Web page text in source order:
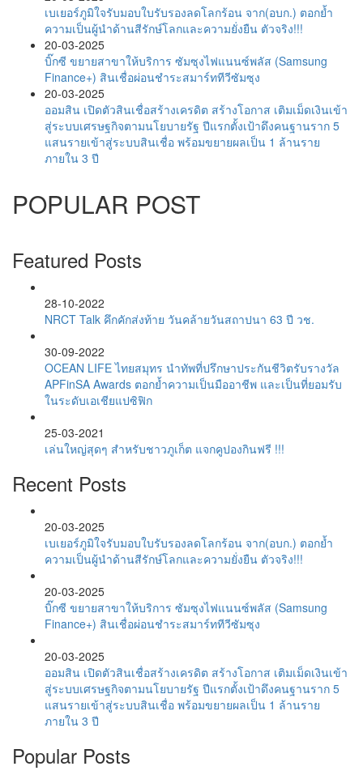
เบเยอร์ภูมิใจรับมอบใบรับรองลดโลกร้อน จาก(อบก.) ตอกย้ำ
ความเป็นผู้นำด้านสีรักษ์โลกและความยั่งยืน ตัวจริง!!!
20-03-2025
บิ๊กซี ขยายสาขาให้บริการ ซัมซุงไฟแนนซ์พลัส (Samsung
Finance+) สินเชื่อผ่อนชำระสมาร์ททีวีซัมซุง
20-03-2025
ออมสิน เปิดตัวสินเชื่อสร้างเครดิต สร้างโอกาส เติมเม็ดเงินเข้า
สู่ระบบเศรษฐกิจตามนโยบายรัฐ ปีแรกตั้งเป้าดึงคนฐานราก 5
แสนรายเข้าสู่ระบบสินเชื่อ พร้อมขยายผลเป็น 1 ล้านราย
ภายใน 3 ปี
POPULAR POST
Featured Posts
28-10-2022
NRCT Talk คึกคักส่งท้าย วันคล้ายวันสถาปนา 63 ปี วช.
30-09-2022
OCEAN LIFE ไทยสมุทร นำทัพที่ปรึกษาประกันชีวิตรับรางวัล
APFinSA Awards ตอกย้ำความเป็นมืออาชีพ และเป็นที่ยอมรับ
ในระดับเอเชียแปซิฟิก
25-03-2021
เล่นใหญ่สุดๆ สำหรับชาวภูเก็ต แจกคูปองกินฟรี !!!
Recent Posts
20-03-2025
เบเยอร์ภูมิใจรับมอบใบรับรองลดโลกร้อน จาก(อบก.) ตอกย้ำ
ความเป็นผู้นำด้านสีรักษ์โลกและความยั่งยืน ตัวจริง!!!
20-03-2025
บิ๊กซี ขยายสาขาให้บริการ ซัมซุงไฟแนนซ์พลัส (Samsung
Finance+) สินเชื่อผ่อนชำระสมาร์ททีวีซัมซุง
20-03-2025
ออมสิน เปิดตัวสินเชื่อสร้างเครดิต สร้างโอกาส เติมเม็ดเงินเข้า
สู่ระบบเศรษฐกิจตามนโยบายรัฐ ปีแรกตั้งเป้าดึงคนฐานราก 5
แสนรายเข้าสู่ระบบสินเชื่อ พร้อมขยายผลเป็น 1 ล้านราย
ภายใน 3 ปี
Popular Posts